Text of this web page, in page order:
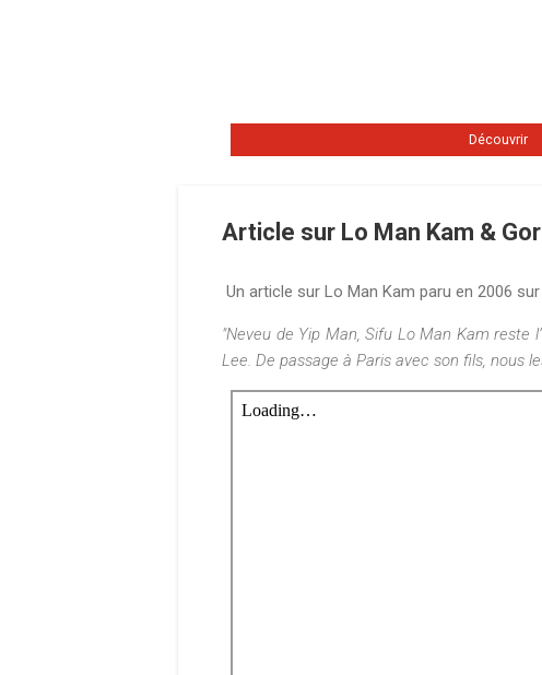
Découvrir
Article sur Lo Man Kam &
Un article sur Lo Man Kam paru en 2006
"Neveu de Yip Man, Sifu Lo Man Kam reste
Lee. De passage à Paris avec son fils, nous